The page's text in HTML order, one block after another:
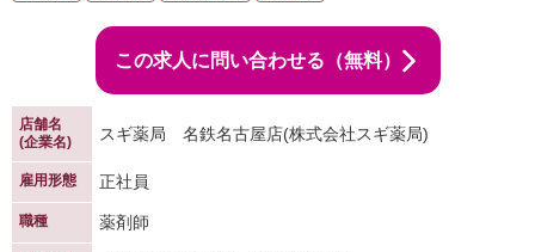
この求人に問い合わせる（無料）
店舗名
(企業名)
スギ薬局 名鉄名古屋店(株式会社スギ薬局)
雇用形態 正社員
職種 薬剤師